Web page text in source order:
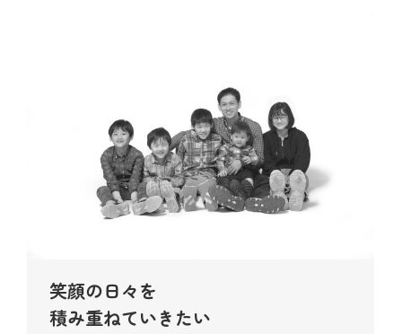
笑顔の日々を
積み重ねていきたい